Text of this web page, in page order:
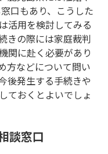
口もあり、こうした
活用を検討してみる
きの際には家庭裁判
関に赴く必要があり
方などについて問い
後発生する手続きや
ておくとよいでしょ
談窓口